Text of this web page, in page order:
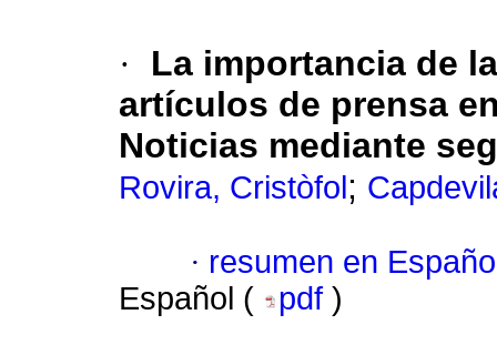
·
La importancia de
artículos de prensa
Noticias mediante
Rovira, Cristòfol ;
· resumen en
Español (
pdf )